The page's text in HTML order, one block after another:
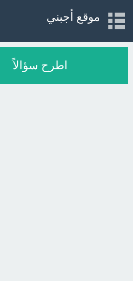
موقع أجبني
اطرح سؤالاً